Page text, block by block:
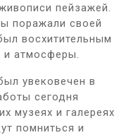
пейзажей.
поражали своей
восхитительным
и атмосферы.
увековечен в
сегодня
музеях и галереях
помниться и